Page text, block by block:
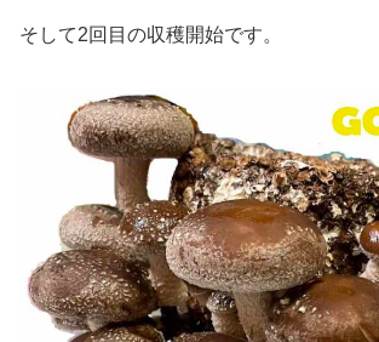
そして2回目の収穫開始です。